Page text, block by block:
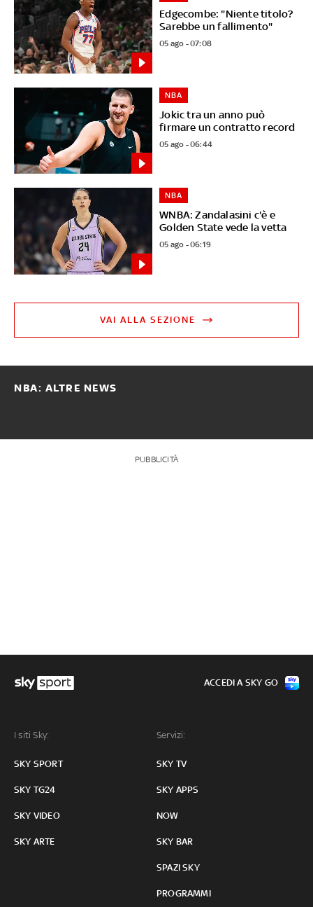
Edgecombe: "Niente titolo?
Sarebbe un fallimento"
05 ago - 07:08
Jokic tra un anno può
firmare un contratto record
NBA
05 ago - 06:44
WNBA: Zandalasini c'è e
Golden State vede la vetta
NBA
05 ago - 06:19
VAI ALLA SEZIONE
NBA: ALTRE NEWS
PUBBLICITÀ
I siti Sky:
SKY SPORT
SKY TG24
SKY VIDEO
SKY ARTE
Servizi:
SKY TV
SKY APPS
NOW
SKY BAR
SPAZI SKY
PROGRAMMI
ACCEDI A SKY GO